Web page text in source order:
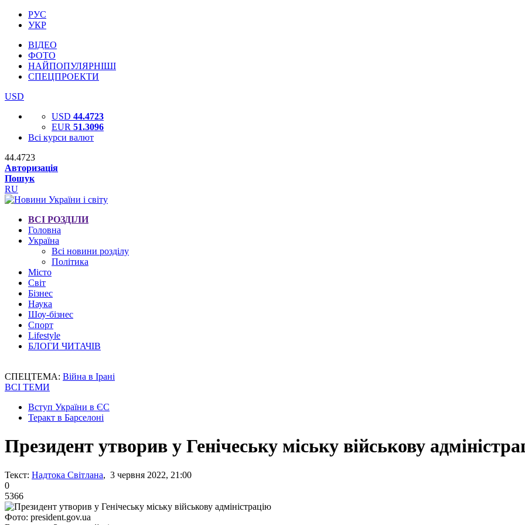
РУС
УКР
ВІДЕО
ФОТО
НАЙПОПУЛЯРНІШІ
СПЕЦПРОЕКТИ
USD
USD 44.4723
EUR 51.3096
Всі курси валют
44.4723
Авторизація
Пошук
RU
ВСІ РОЗДІЛИ
Головна
Україна
Всі новини розділу
Політика
Місто
Світ
Бізнес
Наука
Шоу-бізнес
Спорт
Lifestyle
БЛОГИ ЧИТАЧІВ
СПЕЦТЕМА: Війна в Ірані
ВСІ ТЕМИ
Вступ України в ЄС
Теракт в Барселоні
Президент утворив у Генічеську міську військову
Текст: Надтока Світлана, 3 червня 2022, 21:00
0
5366
Фото: president.gov.ua